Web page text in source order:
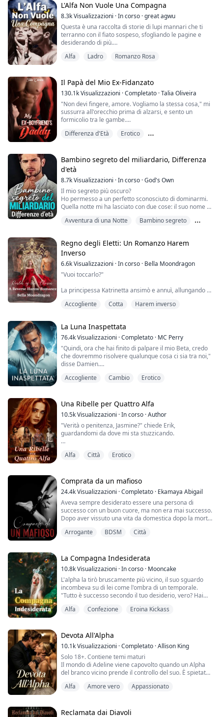
fratello minore scopre il segreto di Natalia. Natalia si
intreccia appassionatamente con Edward mentre ce...
L'Alfa Non Vuole Una Compagna
8.3kVisualizzazioni ·In corso ·great agwu
Questa è una raccolta di storie di lupi mannari che ti
terranno con il fiato sospeso, sfogliando le pagine e
desiderando di più.
come la figlia dell'Alfa.
È benedetta dalla dea della luna. La Dea della Luna l'ha
benedetta con un cuore d'oro.
Ma il suo compagno Zack, un alfa, non la v...
Alfa Ladro Romanzo Rosa
Il Papà del Mio Ex-Fidanzato
130.1kVisualizzazioni ·Completato ·Talia Oliveira
"Non devi fingere, amore. Vogliamo la stessa cosa," mi
sussurra all'orecchio prima di alzarsi, e sento un
formicolio tra le gambe.
"Sei molto sicuro di te, Kauer." Lo seguo e mi metto
che voglio?"
"Lo so, Hana, perché non hai smesso di stringere le
cosce da quando mi hai visto," sussur...
Differenza d'Età
Erotico
Bambino segreto del miliardario, Differenza
d'età
8.7kVisualizzazioni ·In corso ·God's Own
Il mio segreto più oscuro?
Ho permesso a un perfetto sconosciuto di dominarmi.
Quella notte mi ha lasciato con due cose: il suo nome di
Ora Dominic è tornato e non mi perde di vista.
E si è concluso con la notte più erotica della mia vita.
Ma il mio primo assaggio di sottomissione è finito in ...
Avventura di una Notte
Bambino segreto
Regno degli Eletti: Un Romanzo Harem
Inverso
6.6kVisualizzazioni ·In corso · Bella Moondragon
"Vuoi toccarlo?"
La principessa Katrinetta ansimò e annuì, allungando la
larghi, e i muscoli potenti sotto le sue mani la facevano
desiderare lui più che mai. Sollevò il bacino nel
tentativo di incontrarlo, mai avrebbe immaginato che la
sua prima volta sarebbe stata...
Accogliente Cotta Harem inverso
La Luna Inaspettata
76.4kVisualizzazioni ·Completato · MC Perry
"Quindi, ora che hai finito di palpare il mio Beta, credo
che dovremmo risolvere qualunque cosa ci sia tra noi,"
disse Damien.
Il mio cuore sobbalzò sentendo la sua voce. Dea, era
potente, non hai nemmeno notato che il tuo Beta mi ha
fatto lo sgambetto apposta."
"Hai appena roteato gli o...
Accogliente Cambio Erotico
Una Ribelle per Quattro Alfa
10.5kVisualizzazioni ·In corso ·Author
"Verità o penitenza, Jasmine?" chiede Erik,
guardandomi da dove mi sta stuzzicando.
comunicazione aperta.
malizioso. "Chi di noi vuoi che ti scopi per primo?"
Guardo ognuno di loro. Damon, che mi accarezza la
gamba mentre mi apre per il suo amico; Harry, con la
barba scura che sfiora la m...
Alfa Città Erotico
Comprata da un mafioso
24.4kVisualizzazioni ·Completato · Ekamaya Abigail
Aveva sempre desiderato essere una persona di
successo con un buon cuore, ma non era mai successo.
Dopo aver vissuto una vita da domestica dopo la morte
bordello dove fu comprata da un mafioso spietato che
Arrogante BDSM Città
La Compagna Indesiderata
10.8kVisualizzazioni ·In corso · Mooncake
L'alpha la tirò bruscamente più vicino, il suo sguardo
incombeva su di lei come l'ombra di un temporale.
"Tutto è successo secondo il tuo desiderio, vero? Hai
ha fatto mettere in pericolo il mio Branco!" Sibilò.
compagna non parlasse.
"I-Io mi dispiace, A-Alpha," Evelyn non sapeva
nemmeno per...
Alfa Confezione Eroina Kickass
Devota All'Alpha
10.1kVisualizzazioni ·Completato ·Allison King
Solo 18+. Contiene temi maturi
Il mondo di Adeline viene capovolto quando un Alpha
del branco vicino prende il controllo del suo. È spietato;
padre pur di ottenere il ruolo di Alpha, eppure Adeline
Convinto che la Dea della Luna abbia maledetto l’Alpha
Alfa Amore vero Appassionato
Reclamata dai Diavoli